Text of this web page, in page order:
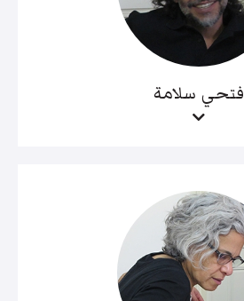
فتحي سلامة